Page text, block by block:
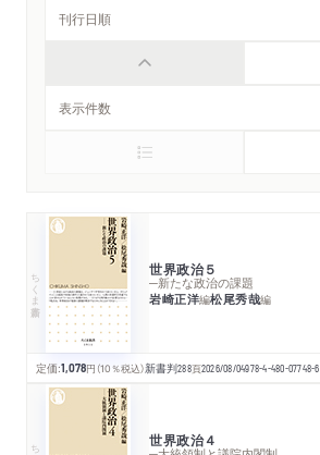
ちくま新書 世界政治５
─新たな政治の課題
岩崎正洋編松尾秀哉編
定価:1,078円 （10％税込）新書判288頁2026/08/04978-4-480-07748-6
世界政治４